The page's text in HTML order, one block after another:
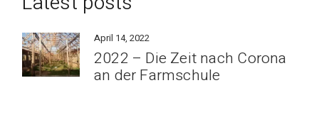
April 14, 2022
2022 – Die Zeit nach Corona
an der Farmschule